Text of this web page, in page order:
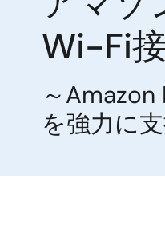
ン
く
ず
Wi-Fi
～
を強力に